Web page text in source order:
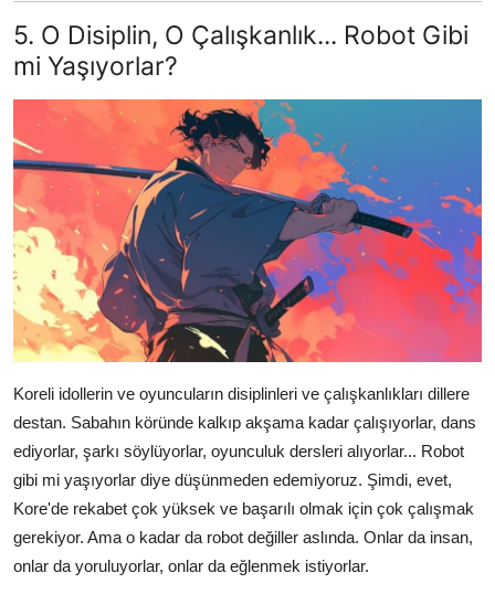
5. O Disiplin, O Çalışkanlık... Robot Gibi
mi Yaşıyorlar?
Koreli idollerin ve oyuncuların disiplinleri ve çalışkanlıkları dillere
destan. Sabahın köründe kalkıp akşama kadar çalışıyorlar, dans
ediyorlar, şarkı söylüyorlar, oyunculuk dersleri alıyorlar... Robot
gibi mi yaşıyorlar diye düşünmeden edemiyoruz. Şimdi, evet,
Kore'de rekabet çok yüksek ve başarılı olmak için çok çalışmak
gerekiyor. Ama o kadar da robot değiller aslında. Onlar da insan,
onlar da yoruluyorlar, onlar da eğlenmek istiyorlar.